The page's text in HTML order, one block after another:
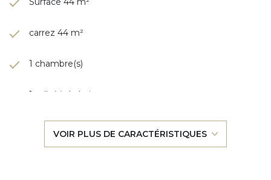
carrez 44 m²
1 chambre(s)
1 salle(s) de bain
VOIR PLUS DE CARACTÉRISTIQUES